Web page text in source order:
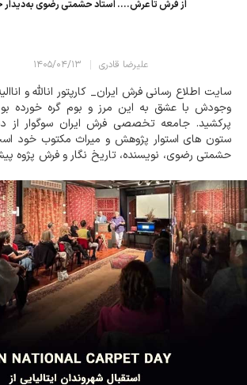
از فرش تا عرش.... استاد حشمتی رضوی
علیرضا قادری ۱۴۰۵/۰۴/۱۳
سایت اطلاع رسانی فرش ایران_ کارپتور انالله و
وجودش با عشق به این مرز و بوم گره خورده
پرکشید. جامعه تخصصی فرش ایران سوگوار از
ستون های استوار پژوهش و میراث مکتوب خود
حشمتی رضوی، نویسنده، تاریخ نگار و فرش پژوه
فرش دستباف،...